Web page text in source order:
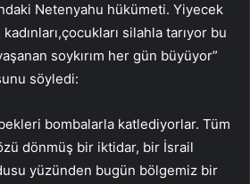
Netenyahu hükümeti. Yiyecek
silahla tarıyor bu
soykırım her gün büyüyor”
söyledi:
bombalarla katlediyorlar. Tüm
dönmüş bir iktidar, bir İsrail
yüzünden bugün bölgemiz bir